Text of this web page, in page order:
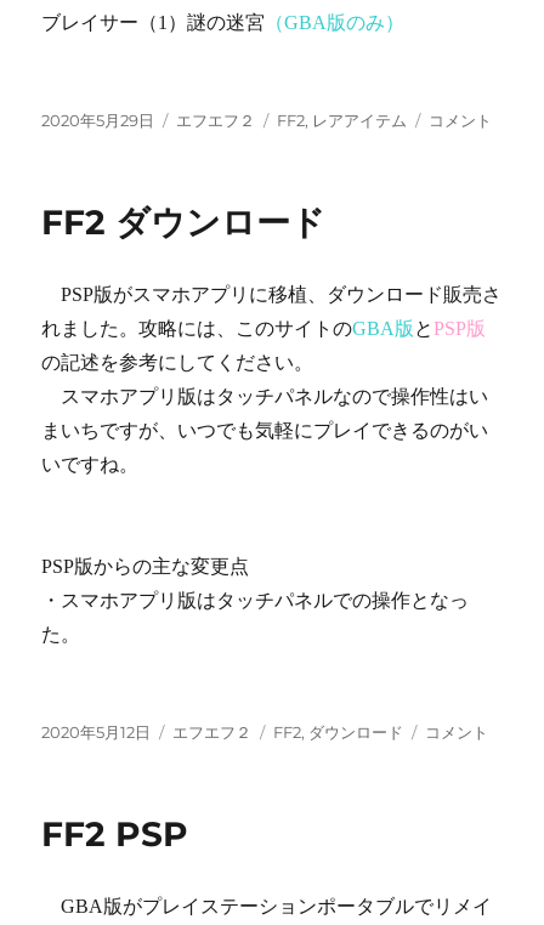
ブレイサー（1）謎の迷宮 （GBA版のみ）
投
2020年5月29日
カ
ー
エフエフ２
タ
FF2, レアアイテム
FF2
に
コメント
FF2 ダウンロード
PSP版がスマホアプリに移植、ダウンロード販売さ
れました。攻略には、このサイトのGBA版 とPSP版
の記述を参考にしてください。
スマホアプリ版はタッチパネルなので操作性はい
まいちですが、いつでも気軽にプレイできるのがい
いですね。
PSP版からの主な変更点
・スマホアプリ版はタッチパネルでの操作となっ
た。
投
2020年5月12日
カ
ー
エフエフ２
タ
FF2, ダウンロード
FF2
に
コメント
FF2 PSP
GBA版がプレイステーションポータブルでリメイ